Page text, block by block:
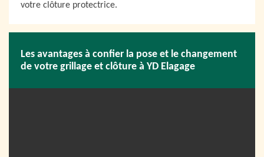
votre clôture protectrice.
Les avantages à confier la pose et le changement
de votre grillage et clôture à YD Elagage